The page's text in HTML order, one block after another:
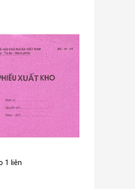
1 liên